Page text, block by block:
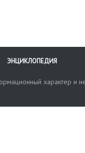
ЭНЦИКЛОПЕДИЯ
характер и